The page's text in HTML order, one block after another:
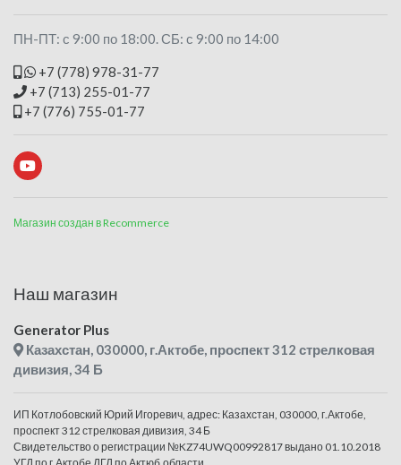
ПН-ПТ: с 9:00 по 18:00. СБ: с 9:00 по 14:00
+7 (778) 978-31-77
+7 (713) 255-01-77
+7 (776) 755-01-77
Магазин создан в Recommerce
Наш магазин
Generator Plus
Казахстан, 030000, г.Актобе, проспект 312 стрелковая
дивизия, 34 Б
ИП Котлобовский Юрий Игоревич, адрес: Казахстан, 030000, г.Актобе,
проспект 312 стрелковая дивизия, 34 Б
Свидетельство о регистрации №KZ74UWQ00992817 выдано 01.10.2018